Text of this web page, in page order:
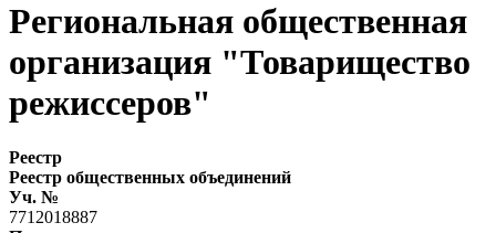
Региональная общественная
организация "Товарищество
режиссеров"
Реестр
Реестр общественных объединений
Уч. №
7712018887